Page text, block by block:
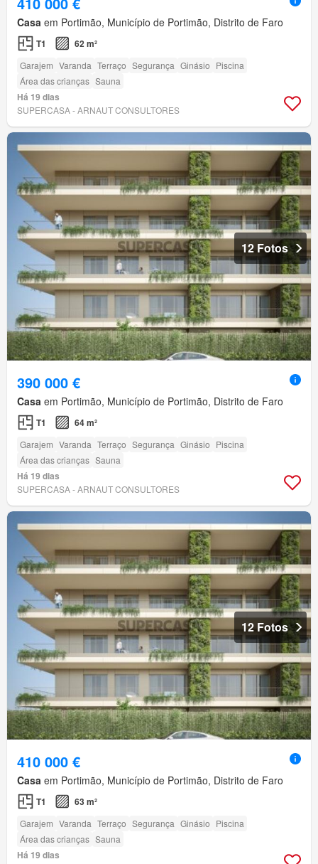
Casa em Portimão, Município de Portimão, Distrito de Faro
T1 62 m²
Garajem Varanda Terraço Segurança Ginásio Piscina
Área das crianças Sauna
Há 19 dias
SUPERCASA - ARNAUT CONSULTORES
12 Fotos
390 000 €
Casa em Portimão, Município de Portimão, Distrito de Faro
T1 64 m²
Garajem Varanda Terraço Segurança Ginásio Piscina
Área das crianças Sauna
Há 19 dias
SUPERCASA - ARNAUT CONSULTORES
12 Fotos
410 000 €
Casa em Portimão, Município de Portimão, Distrito de Faro
T1 63 m²
Garajem Varanda Terraço Segurança Ginásio Piscina
Área das crianças Sauna
Há 19 dias